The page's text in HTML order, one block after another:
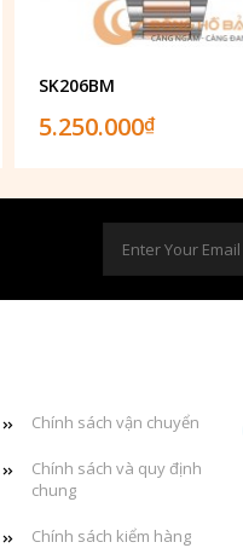
SK206BM
5.250.000₫
Chính sách vận chuyển
Chính sách và quy định
chung
Chính sách kiểm hàng